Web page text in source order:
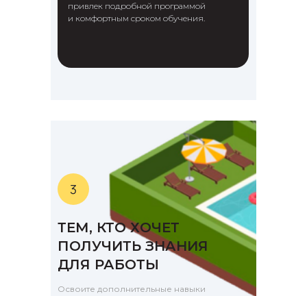
ТЕМ, КТО ХОЧЕТ
ПОЛУЧИТЬ ЗНАНИЯ
ДЛЯ РАБОТЫ
Освоите дополнительные навыки
привлек подробной программой
и комфортным сроком обучения.